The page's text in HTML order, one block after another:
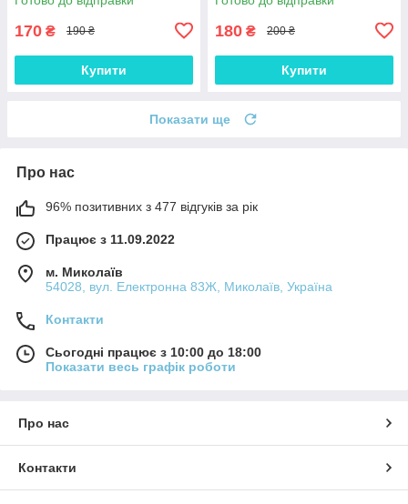
170 ₴ 190 ₴
Купити
180 ₴ 200 ₴
Купити
Показати ще
Про нас
96% позитивних з 477 відгуків за рік
Працює з 11.09.2022
м. Миколаїв
54028, вул. Електронна 83Ж, Миколаїв, Україна
Контакти
Сьогодні працює з 10:00 до 18:00
Показати весь графік роботи
Про нас
Контакти